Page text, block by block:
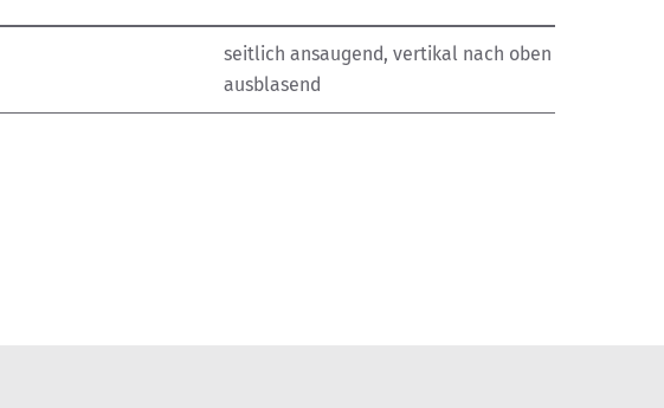
seitlich ansaugend, vertikal nach oben
ausblasend